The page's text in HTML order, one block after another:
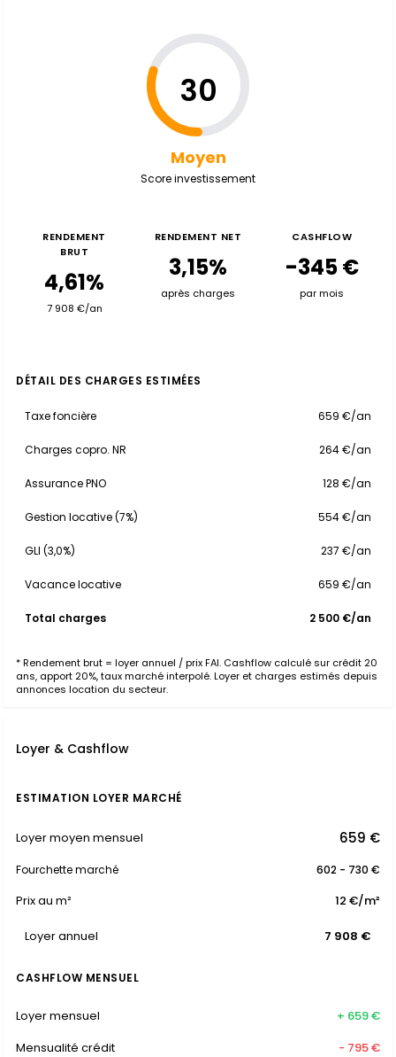
30
Moyen
Score investissement
RENDEMENT
BRUT
4,61%
7 908 €/an
RENDEMENT NET
3,15%
après charges
CASHFLOW
-345 €
par mois
DÉTAIL DES CHARGES ESTIMÉES
Taxe foncière 659 €/an
Charges copro. NR 264 €/an
Assurance PNO 128 €/an
Gestion locative (7%) 554 €/an
GLI (3,0%) 237 €/an
Vacance locative 659 €/an
Total charges 2 500 €/an
* Rendement brut = loyer annuel / prix FAI. Cashflow calculé sur crédit 20
ans, apport 20%, taux marché interpolé. Loyer et charges estimés depuis
annonces location du secteur.
Loyer & Cashflow
ESTIMATION LOYER MARCHÉ
Loyer moyen mensuel 659 €
Fourchette marché 602 - 730 €
Prix au m² 12 €/m²
Loyer annuel 7 908 €
CASHFLOW MENSUEL
Loyer mensuel
+ 659 €
Mensualité crédit
- 795 €